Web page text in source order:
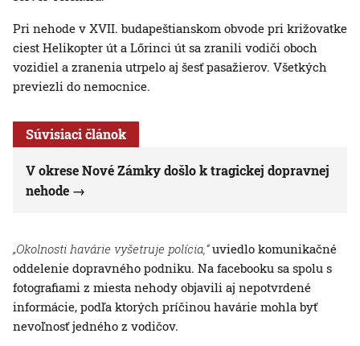
Pri nehode v XVII. budapeštianskom obvode pri križovatke
ciest Helikopter út a Lőrinci út sa zranili vodiči oboch
vozidiel a zranenia utrpelo aj šesť pasažierov. Všetkých
previezli do nemocnice.
Súvisiaci článok
V okrese Nové Zámky došlo k tragickej dopravnej
nehode
„Okolnosti havárie vyšetruje polícia,“uviedlo komunikačné
oddelenie dopravného podniku. Na facebooku sa spolu s
fotografiami z miesta nehody objavili aj nepotvrdené
informácie, podľa ktorých príčinou havárie mohla byť
nevoľnosť jedného z vodičov.